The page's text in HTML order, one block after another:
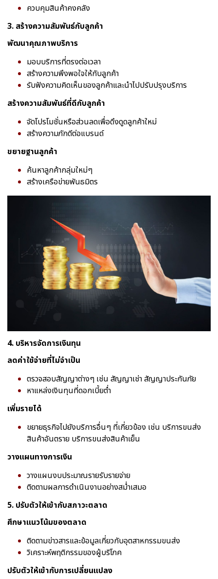
ควบคุมสินค้าคงคลัง
3. สร้างความสัมพันธ์กับลูกค้า
พัฒนาคุณภาพบริการ
มอบบริการที่ตรงต่อเวลา
สร้างความพึงพอใจให้กับลูกค้า
รับฟังความคิดเห็นของลูกค้าและนำไปปรับปรุงบริการ
สร้างความสัมพันธ์ที่ดีกับลูกค้า
จัดโปรโมชั่นหรือส่วนลดเพื่อดึงดูดลูกค้าใหม่
สร้างความภักดีต่อแบรนด์
ขยายฐานลูกค้า
ค้นหาลูกค้ากลุ่มใหม่ๆ
สร้างเครือข่ายพันธมิตร
4. บริหารจัดการเงินทุน
ลดค่าใช้จ่ายที่ไม่จำเป็น
ตรวจสอบสัญญาต่างๆ เช่น สัญญาเช่า สัญญาประกันภัย
หาแหล่งเงินทุนที่ดอกเบี้ยต่ำ
เพิ่มรายได้
ขยายธุรกิจไปยังบริการอื่นๆ ที่เกี่ยวข้อง เช่น บริการขนส่ง
สินค้าอันตราย บริการขนส่งสินค้าเย็น
วางแผนทางการเงิน
วางแผนงบประมาณรายรับรายจ่าย
ติดตามผลการดำเนินงานอย่างสม่ำเสมอ
5. ปรับตัวให้เข้ากับสภาวะตลาด
ศึกษาแนวโน้มของตลาด
ติดตามข่าวสารและข้อมูลเกี่ยวกับอุตสาหกรรมขนส่ง
วิเคราะห์พฤติกรรมของผู้บริโภค
ปรับตัวให้เข้ากับการเปลี่ยนแปลง